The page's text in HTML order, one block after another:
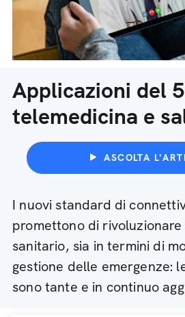
Applicazioni del
telemedicina e
ASCOLTA
I nuovi standard di
promettono di
sanitario, sia in termini di
gestione delle emergenze:
sono tante e in continuo